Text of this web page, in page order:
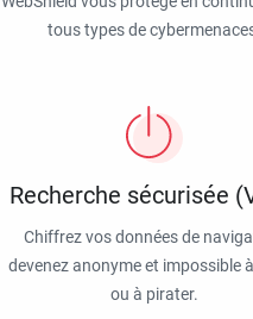
tous types de
Recherche sécurisée
Chiffrez vos données de
devenez anonyme et impossible
ou à pirater.